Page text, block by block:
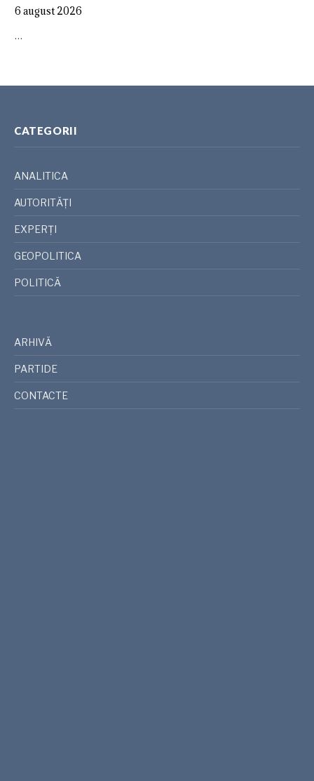
6 august 2026
…
CATEGORII
ANALITICA
AUTORITĂȚI
EXPERȚI
GEOPOLITICA
POLITICĂ
ARHIVĂ
PARTIDE
CONTACTE